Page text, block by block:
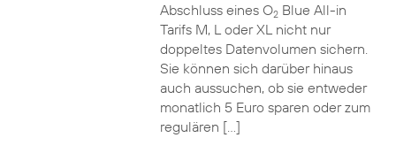
Abschluss eines O2Blue All-in
Tarifs M, L oder XL nicht nur
doppeltes Datenvolumen sichern.
Sie können sich darüber hinaus
auch aussuchen, ob sie entweder
monatlich 5 Euro sparen oder zum
regulären […]